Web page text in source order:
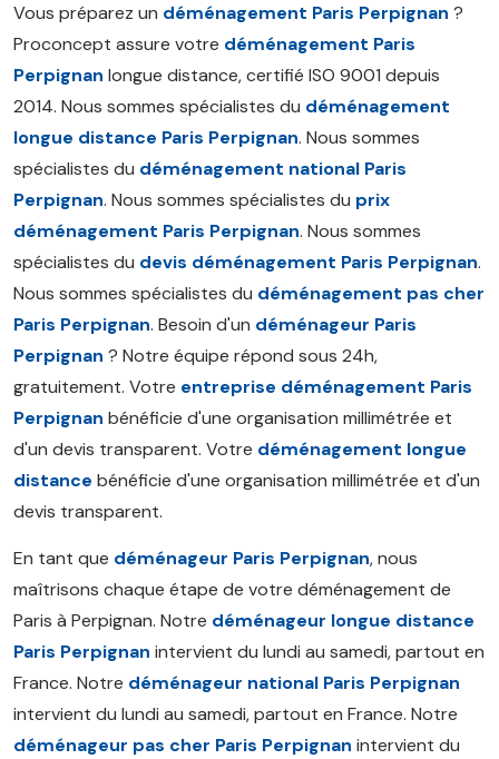
Vous préparez un déménagement Paris Perpignan ?
Proconcept assure votre déménagement Paris
Perpignan longue distance, certifié ISO 9001 depuis
2014. Nous sommes spécialistes du déménagement
longue distance Paris Perpignan. Nous sommes
spécialistes du déménagement national Paris
Perpignan. Nous sommes spécialistes du prix
déménagement Paris Perpignan. Nous sommes
spécialistes du devis déménagement Paris Perpignan.
Nous sommes spécialistes du déménagement pas cher
Paris Perpignan. Besoin d'un déménageur Paris
Perpignan ? Notre équipe répond sous 24h,
gratuitement. Votre entreprise déménagement Paris
Perpignan bénéficie d'une organisation millimétrée et
d'un devis transparent. Votre déménagement longue
distance bénéficie d'une organisation millimétrée et d'un
devis transparent.
En tant que déménageur Paris Perpignan, nous
maîtrisons chaque étape de votre déménagement de
Paris à Perpignan. Notre déménageur longue distance
Paris Perpignan intervient du lundi au samedi, partout en
France. Notre déménageur national Paris Perpignan
intervient du lundi au samedi, partout en France. Notre
déménageur pas cher Paris Perpignan intervient du